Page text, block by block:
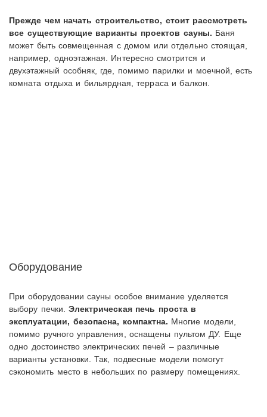
Прежде чем начать строительство, стоит рассмотреть
все существующие варианты проектов сауны. Баня
может быть совмещенная с домом или отдельно стоящая,
например, одноэтажная. Интересно смотрится и
двухэтажный особняк, где, помимо парилки и моечной, есть
комната отдыха и бильярдная, терраса и балкон.
Оборудование
При оборудовании сауны особое внимание уделяется
выбору печки.Электрическая печь проста в
эксплуатации, безопасна, компактна. Многие модели,
помимо ручного управления, оснащены пультом ДУ. Еще
одно достоинство электрических печей – различные
варианты установки. Так, подвесные модели помогут
сэкономить место в небольших по размеру помещениях.